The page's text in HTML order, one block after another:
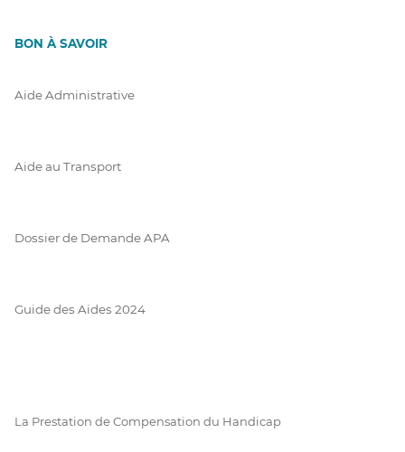
BON À SAVOIR
Aide Administrative
Aide au Transport
Dossier de Demande APA
Guide des Aides 2024
La Prestation de Compensation du Handicap